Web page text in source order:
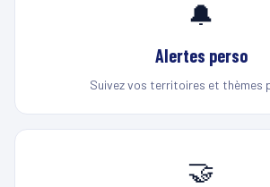
🔔
Alertes perso
Suivez vos territoires et thèmes
🤝